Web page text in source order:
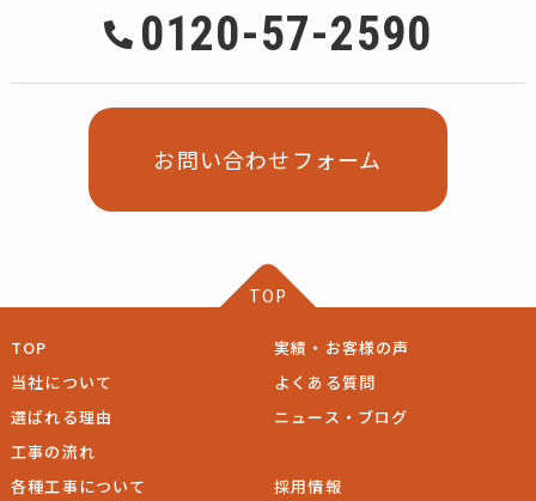
0120-57-2590
お問い合わせフォーム
TOP
TOP
当社について
選ばれる理由
工事の流れ
各種工事について
実績・お客様の声
よくある質問
ニュース・ブログ
採用情報